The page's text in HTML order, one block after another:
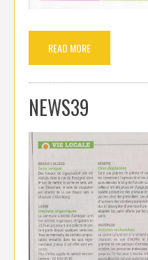
READ MORE
NEWS39